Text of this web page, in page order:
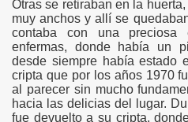
Otras se retiraban en la
muy anchos y allí se
contaba con una
enfermas, donde había un
desde siempre había estado
cripta que por los años 1970
al parecer sin mucho
hacia las delicias del lugar.
fue devuelto a su cripta,